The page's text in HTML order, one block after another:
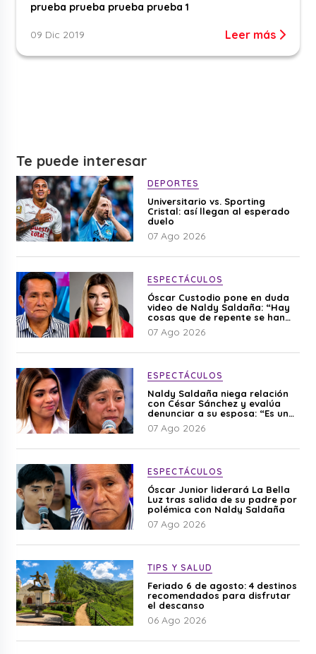
prueba prueba prueba prueba 1
09 Dic 2019 Leer más
Te puede interesar
DEPORTES
Universitario vs. Sporting
Cristal: así llegan al esperado
duelo
07 Ago 2026
ESPECTÁCULOS
Óscar Custodio pone en duda
video de Naldy Saldaña: “Hay
cosas que de repente se han
editado”
07 Ago 2026
ESPECTÁCULOS
Naldy Saldaña niega relación
con César Sánchez y evalúa
denunciar a su esposa: “Es una
difamación”
07 Ago 2026
ESPECTÁCULOS
Óscar Junior liderará La Bella
Luz tras salida de su padre por
polémica con Naldy Saldaña
07 Ago 2026
TIPS Y SALUD
Feriado 6 de agosto: 4 destinos
recomendados para disfrutar
el descanso
06 Ago 2026